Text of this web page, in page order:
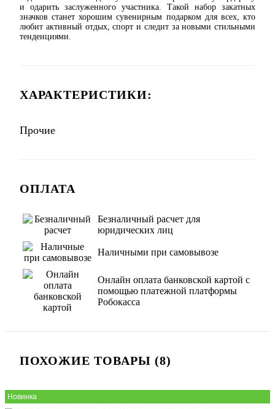
и одарить заслуженного участника. Такой набор закатных
значков станет хорошим сувенирным подарком для всех, кто
любит активный отдых, спорт и следит за новыми стильными
тенденциями.
ХАРАКТЕРИСТИКИ:
Прочие
ОПЛАТА
Безналичный расчет для
юридических лиц
Наличными при самовывозе
Онлайн оплата банковской картой с
помощью платежной платформы
Робокасса
ПОХОЖИЕ ТОВАРЫ (8)
Новинка